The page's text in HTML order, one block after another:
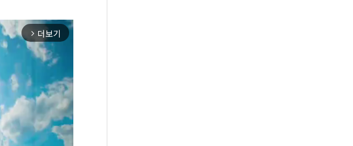
arrow_forward_ios 더보기